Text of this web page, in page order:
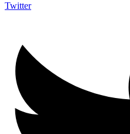
Twitter